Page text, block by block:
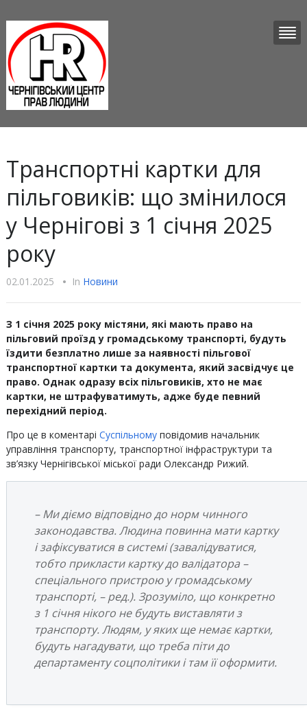
Транспортні картки для
пільговиків: що змінилося
у Чернігові з 1 січня 2025
року
02.01.2025 • In Новини
З 1 січня 2025 року містяни, які мають право на
пільговий проїзд у громадському транспорті, будуть
їздити безплатно лише за наявності пільгової
транспортної картки та документа, який засвідчує це
право. Однак одразу всіх пільговиків, хто не має
картки, не штрафуватимуть, адже буде певний
перехідний період.
Про це в коментарі Суспільномуповідомив начальник
управління транспорту, транспортної інфраструктури та
зв’язку Чернігівської міської ради Олександр Рижий.
– Ми діємо відповідно до норм чинного
законодавства. Людина повинна мати картку
і зафіксуватися в системі (завалідуватися,
тобто прикласти картку до валідатора –
спеціального пристрою у громадському
транспорті, – ред.). Зрозуміло, що конкретно
з 1 січня нікого не будуть виставляти з
транспорту. Людям, у яких ще немає картки,
будуть нагадувати, що треба піти до
департаменту соцполітики і там її оформити.